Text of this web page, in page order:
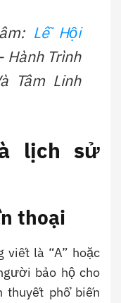
Lễ Hội
Hành Trình
Tâm Linh
lịch sử
thoại
viết là “A” hoặc
bảo hộ cho
thuyết phổ biến